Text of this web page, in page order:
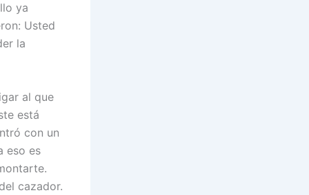
ya
Usted
la
al que
está
con un
eso es
cazador.